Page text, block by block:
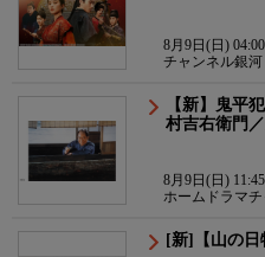
8月9日(日)
チャンネル銀
【新】鬼平
村吉右衛門
8月9日(日)
ホームドラマ
[新]【山の日